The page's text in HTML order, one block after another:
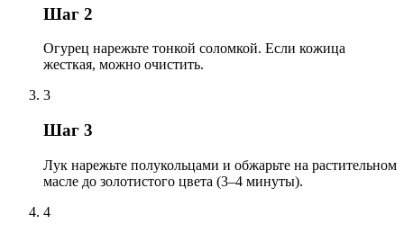
Шаг 2
Огурец нарежьте тонкой соломкой. Если кожица
жесткая, можно очистить.
3
Шаг 3
Лук нарежьте полукольцами и обжарьте на растительном
масле до золотистого цвета (3–4 минуты).
4